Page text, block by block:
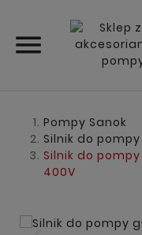

Pompy Sanok
Silnik do
Silnik do pompy
400V